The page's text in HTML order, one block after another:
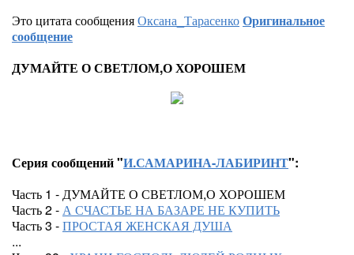
Это цитата сообщенияОксана_ТарасенкоОригинальное
сообщение
ДУМАЙТЕ О СВЕТЛОМ,О ХОРОШЕМ
Серия сообщений "И.САМАРИНА-ЛАБИРИНТ":
Часть 1 - ДУМАЙТЕ О СВЕТЛОМ,О ХОРОШЕМ
Часть 2 -А СЧАСТЬЕ НА БАЗАРЕ НЕ КУПИТЬ
Часть 3 -ПРОСТАЯ ЖЕНСКАЯ ДУША
...